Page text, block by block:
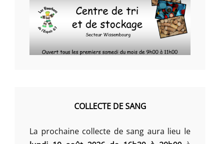
COLLECTE DE SANG
La prochaine collecte de sang aura lieu le